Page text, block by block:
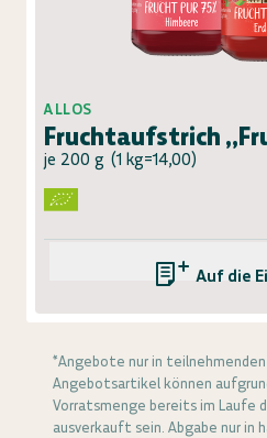
ALLOS
Fruchtaufstrich
je 200 g (1 kg=14,00)
Auf die
*Angebote nur in
Angebotsartikel können
Vorratsmenge bereits im Laufe
ausverkauft sein. Abgabe nur in